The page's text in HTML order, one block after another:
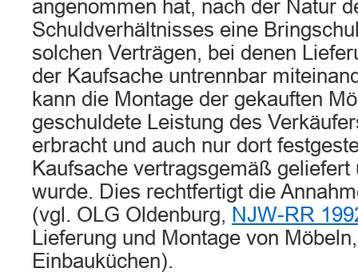
angenommen hat, nach der Natur
Schuldverhältnisses eine
solchen Verträgen, bei denen
der Kaufsache untrennbar
kann die Montage der gekauften
geschuldete Leistung des
erbracht und auch nur dort
Kaufsache vertragsgemäß geliefert
wurde. Dies rechtfertigt die
(vgl. OLG Oldenburg, NJW-RR
Lieferung und Montage von
Einbauküchen).